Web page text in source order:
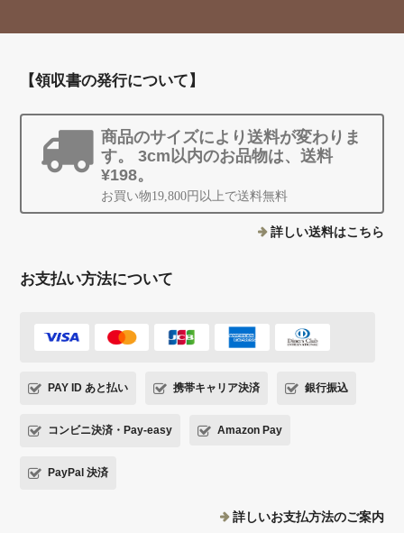
【領収書の発行について】
商品のサイズにより送料が変わりま
す。 3cm以内のお品物は、送料
¥198。
お買い物19,800円以上で送料無料
詳しい送料はこちら
お支払い方法について
PAY ID あと払い 携帯キャリア決済 銀行振込
コンビニ決済・Pay-easy Amazon Pay
PayPal 決済
詳しいお支払方法のご案内